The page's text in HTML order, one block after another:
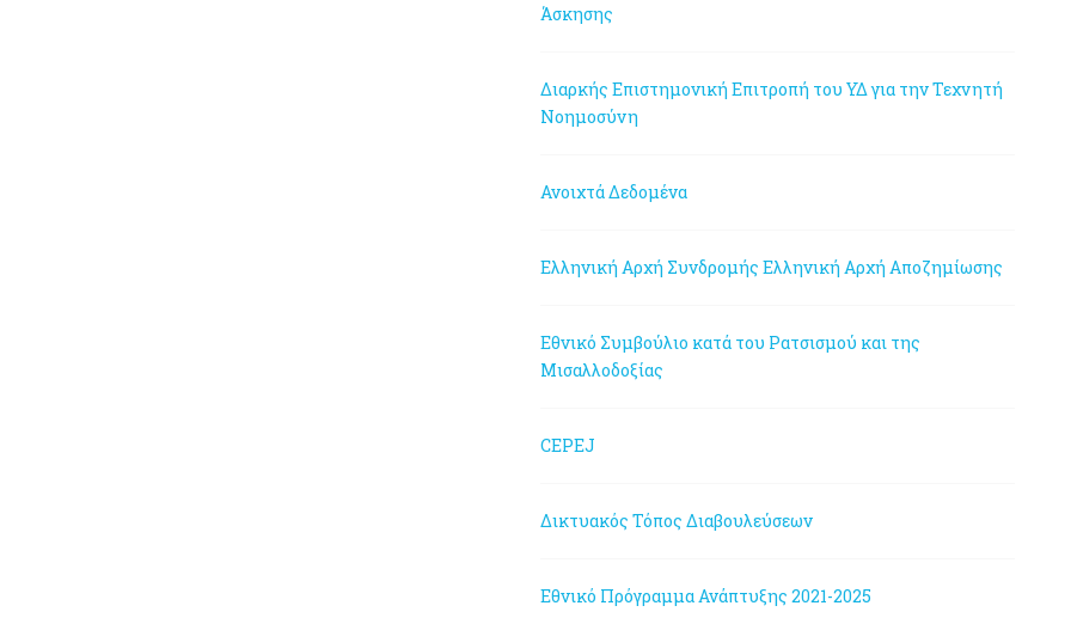
Άσκησης
Διαρκής Επιστημονική Επιτροπή του ΥΔ για την Τεχνητή
Νοημοσύνη
Ανοιχτά Δεδομένα
Ελληνική Αρχή Συνδρομής Ελληνική Αρχή Αποζημίωσης
Εθνικό Συμβούλιο κατά του Ρατσισμού και της
Μισαλλοδοξίας
CEPEJ
Δικτυακός Τόπος Διαβουλεύσεων
Εθνικό Πρόγραμμα Ανάπτυξης 2021-2025